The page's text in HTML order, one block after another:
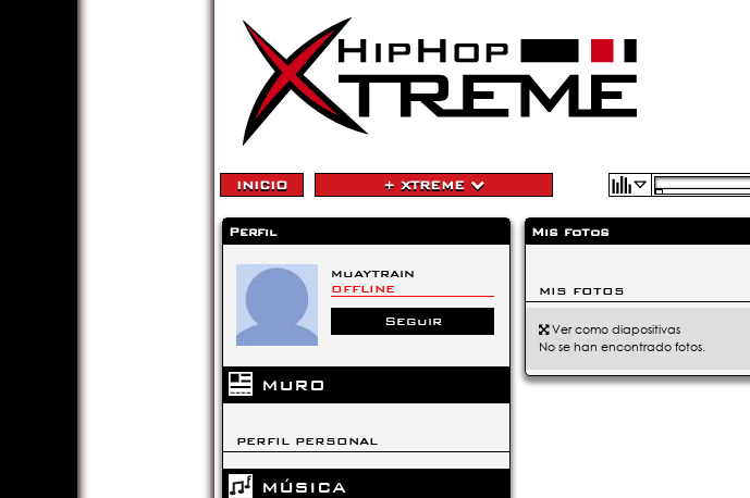
INICIO + XTREME
Perfil
muaytrain
OFFLINE
Seguir
MURO
PERFIL PERSONAL
MÚSICA
Mis fotos
MIS FOTOS
Ver como diapositivas
No se han encontrado fotos.